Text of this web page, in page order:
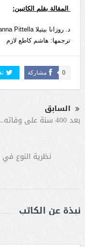
المقالة بقلم الكاتبين:
ترجمها: هاشم كاطع لازم
مشاركة 0
السابق
بعد 400 سنة على وفاته.. شيكسبير مازال حياً
نظرية النوع
نبذة عن الكاتب